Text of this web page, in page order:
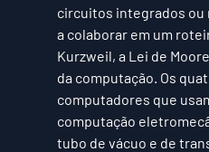
circuitos integrados ou
a colaborar em um
Kurzweil, a Lei de
da computação. Os
computadores que
computação
tubo de vácuo e de